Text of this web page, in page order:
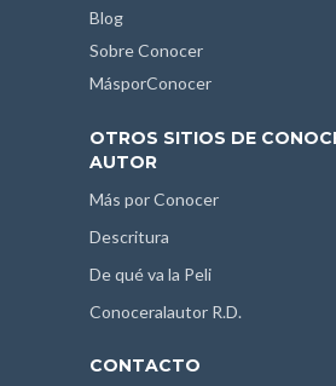
Blog
Sobre Conocer
MásporConocer
OTROS SITIOS DE
AUTOR
Más por Conocer
Descritura
De qué va la Peli
Conoceralautor R.D.
CONTACTO